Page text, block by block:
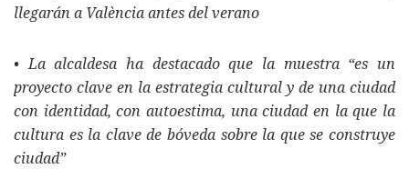
llegarán a València antes del verano
• La alcaldesa ha destacado que la muestra “es un
proyecto clave en la estrategia cultural y de una ciudad
con identidad, con autoestima, una ciudad en la que la
cultura es la clave de bóveda sobre la que se construye
ciudad”